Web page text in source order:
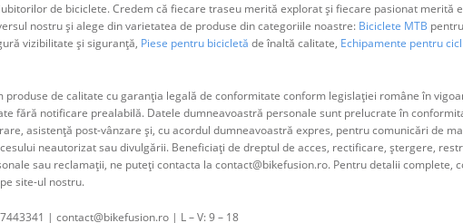
de biciclete. Credem că fiecare traseu merită explorat și fiecare pasionat merită
nostru și alege din varietatea de produse din categoriile noastre:Biciclete MTB
vizibilitate și siguranță, Piese pentru bicicletă de înaltă calitate, Echipamente pentru
produse de calitate cu garanția legală de conformitate conform legislației române în
fără notificare prealabilă. Datele dumneavoastră personale sunt prelucrate în
asistență post-vânzare și, cu acordul dumneavoastră expres, pentru comunicări de
neautorizat sau divulgării. Beneficiați de dreptul de acces, rectificare, ștergere,
sau reclamații, ne puteți contacta la contact@bikefusion.ro. Pentru detalii complete,
site-ul nostru.
| contact@bikefusion.ro | L – V: 9 – 18